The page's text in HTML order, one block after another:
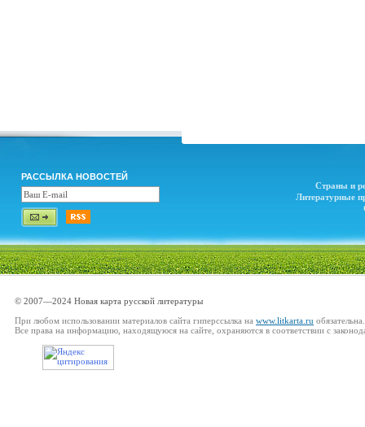
РАССЫЛКА НОВОСТЕЙ
Страны и
Литературные
© 2007—2024 Новая карта русской литературы
При любом использовании материалов сайта гиперссылка на www.litkarta.ru обязательна.
Все права на информацию, находящуюся на сайте, охраняются в соответствии с